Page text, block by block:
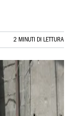
2 MINUTI DI LETTURA